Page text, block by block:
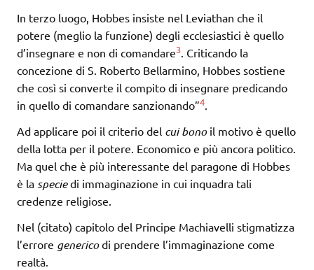
In terzo luogo, Hobbes insiste nel Leviathan che il
potere (meglio la funzione) degli ecclesiastici è quello
d’insegnare e non di comandare3. Criticando la
concezione di S. Roberto Bellarmino, Hobbes sostiene
che così si converte il compito di insegnare predicando
in quello di comandare sanzionando”4.
Ad applicare poi il criterio del cui bonoil motivo è quello
della lotta per il potere. Economico e più ancora politico.
Ma quel che è più interessante del paragone di Hobbes
è la speciedi immaginazione in cui inquadra tali
credenze religiose.
Nel (citato) capitolo del Principe Machiavelli stigmatizza
l’errore genericodi prendere l’immaginazione come
realtà.